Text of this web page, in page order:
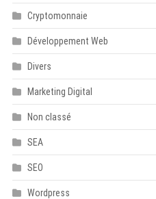
Cryptomonnaie
Développement Web
Divers
Marketing Digital
Non classé
SEA
SEO
Wordpress